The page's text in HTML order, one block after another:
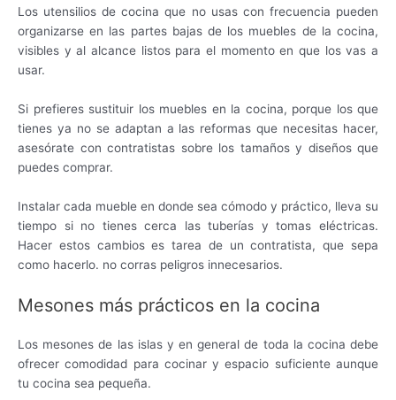
Los utensilios de cocina que no usas con frecuencia pueden
organizarse en las partes bajas de los muebles de la cocina,
visibles y al alcance listos para el momento en que los vas a
usar.
Si prefieres sustituir los muebles en la cocina, porque los que
tienes ya no se adaptan a las reformas que necesitas hacer,
asesórate con contratistas sobre los tamaños y diseños que
puedes comprar.
Instalar cada mueble en donde sea cómodo y práctico, lleva su
tiempo si no tienes cerca las tuberías y tomas eléctricas.
Hacer estos cambios es tarea de un contratista, que sepa
como hacerlo. no corras peligros innecesarios.
Mesones más prácticos en la cocina
Los mesones de las islas y en general de toda la cocina debe
ofrecer comodidad para cocinar y espacio suficiente aunque
tu cocina sea pequeña.